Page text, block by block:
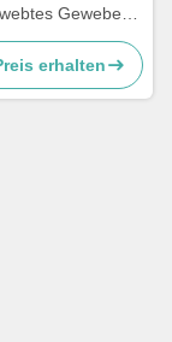
Gewebe
Spunbond für
Windelnerhalten